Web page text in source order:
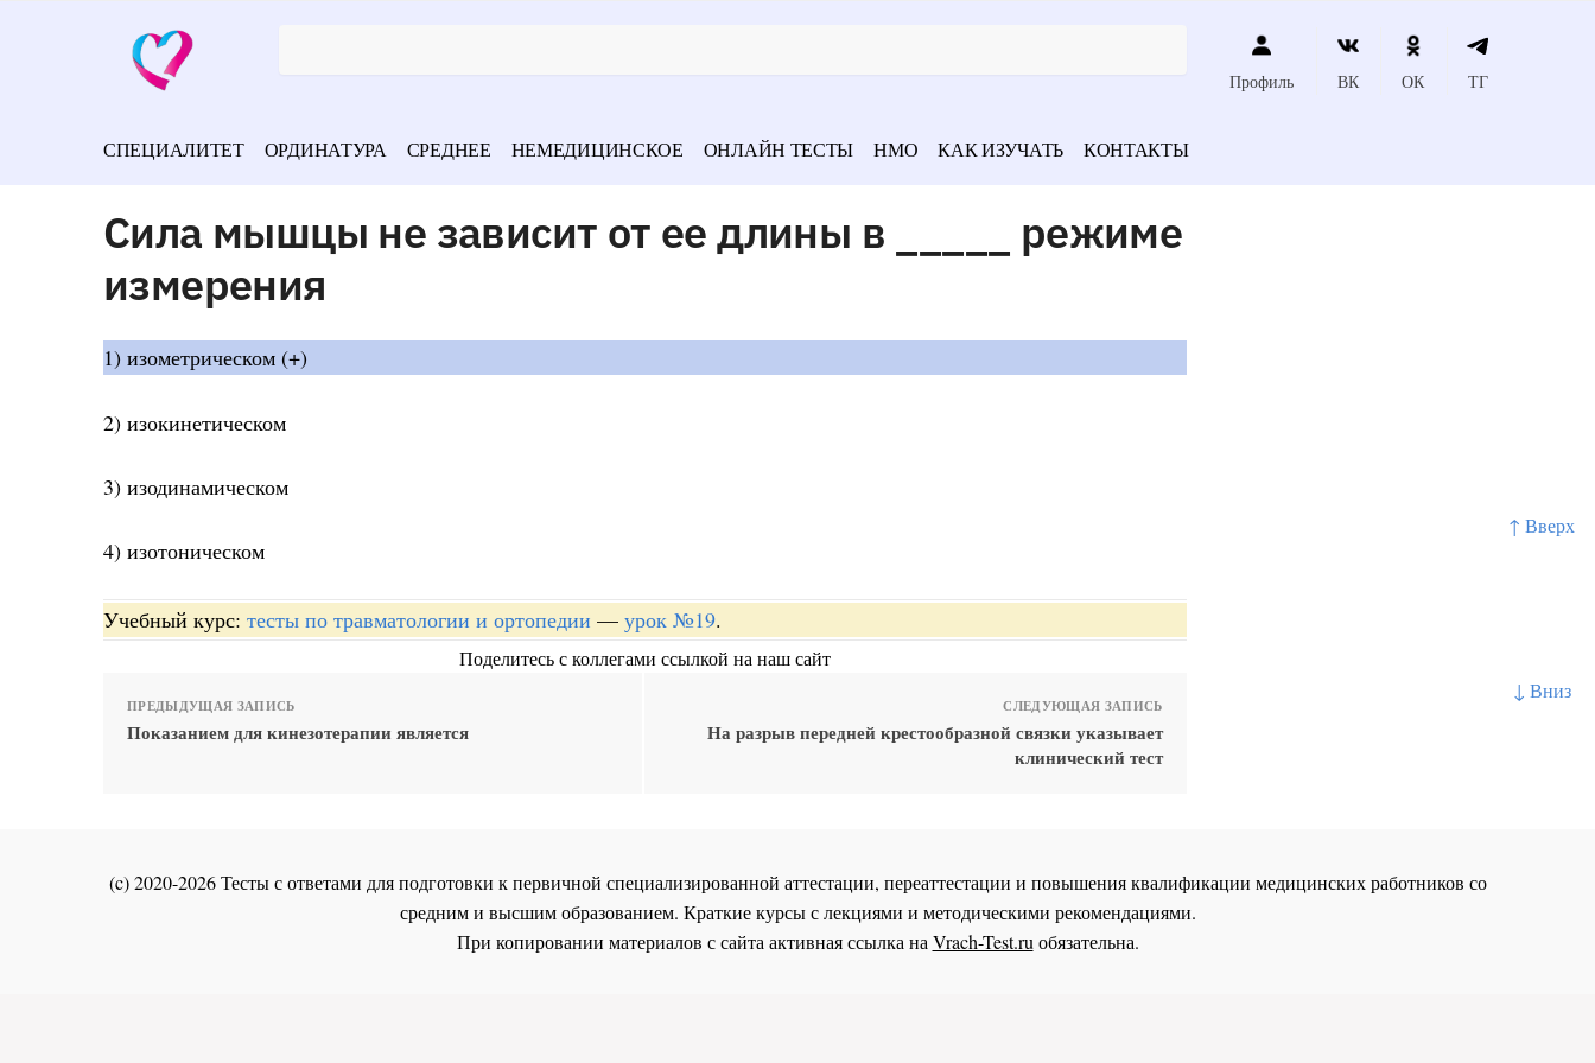
↑ Вверх
↓ Вниз
Профиль ВК ОК ТГ
СПЕЦИАЛИТЕТ ОРДИНАТУРА СРЕДНЕЕ НЕМЕДИЦИНСКОЕ ОНЛАЙН ТЕСТЫ НМО КАК ИЗУЧАТЬ КОНТАКТЫ
Сила мышцы не зависит от ее длины в _____ режиме
измерения
1) изометрическом (+)
2) изокинетическом
3) изодинамическом
4) изотоническом
Учебный курс: тесты по травматологии и ортопедии — урок №19.
Поделитесь с коллегами ссылкой на наш сайт
ПРЕДЫДУЩАЯ ЗАПИСЬ
Показанием для кинезотерапии является
СЛЕДУЮЩАЯ ЗАПИСЬ
На разрыв передней крестообразной связки указывает
клинический тест
(c) 2020-2026 Тесты с ответами для подготовки к первичной специализированной аттестации, переаттестации и повышения квалификации медицинских работников со
средним и высшим образованием. Краткие курсы с лекциями и методическими рекомендациями.
При копировании материалов с сайта активная ссылка на Vrach-Test.ru обязательна.